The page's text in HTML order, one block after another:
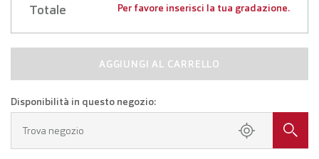
Totale Per favore inserisci la tua gradazione.
AGGIUNGI AL CARRELLO
Disponibilità in questo negozio:
Trova negozio